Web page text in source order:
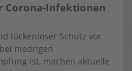
Corona-Infektionen
lückenloser Schutz vor
niedrigen
ist, machen aktuelle